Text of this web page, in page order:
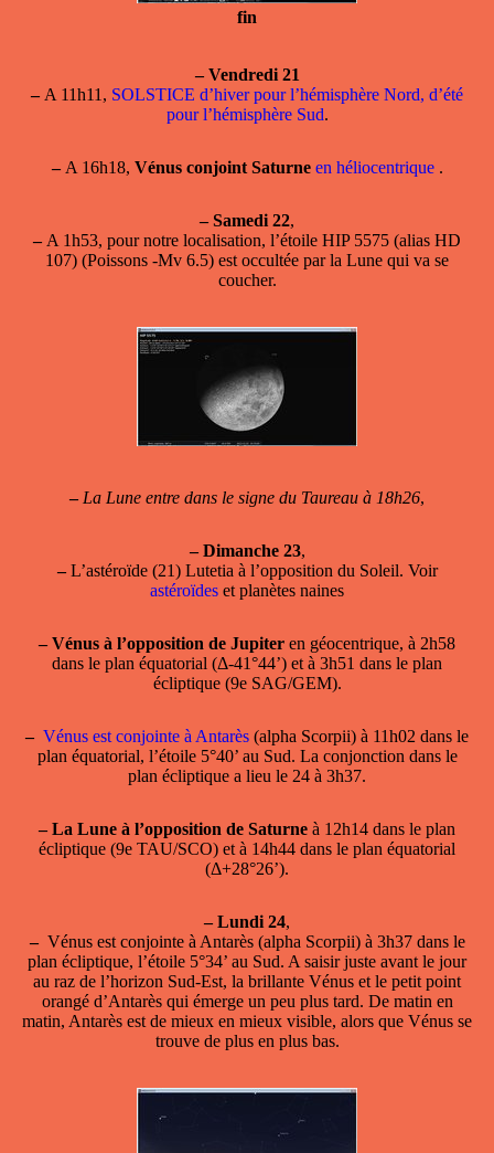
fin
– Vendredi 21
–A 11h11, SOLSTICE d’hiver pour l’hémisphère Nord, d’été
pour l’hémisphère Sud.
–A 16h18, Vénus conjoint Saturne en héliocentrique .
– Samedi 22,
–A 1h53, pour notre localisation, l’étoile HIP 5575 (alias HD
107) (Poissons -Mv 6.5) est occultée par la Lune qui va se
coucher.
– La Lune entre dans le signe du Taureau à 18h26,
– Dimanche 23,
–L’astéroïde (21) Lutetia à l’opposition du Soleil. Voir
astéroïdes et planètes naines
– Vénus à l’opposition de Jupiter en géocentrique, à 2h58
dans le plan équatorial (Δ-41°44’) et à 3h51 dans le plan
écliptique (9e SAG/GEM).
– Vénus est conjointe à Antarès (alpha Scorpii) à 11h02 dans le
plan équatorial, l’étoile 5°40’ au Sud. La conjonction dans le
plan écliptique a lieu le 24 à 3h37.
– La Lune à l’opposition de Saturne à 12h14 dans le plan
écliptique (9e TAU/SCO) et à 14h44 dans le plan équatorial
(Δ+28°26’).
– Lundi 24,
– Vénus est conjointe à Antarès(alpha Scorpii) à 3h37 dans le
plan écliptique, l’étoile 5°34’ au Sud. A saisir juste avant le jour
au raz de l’horizon Sud-Est, la brillante Vénus et le petit point
orangé d’Antarès qui émerge un peu plus tard. De matin en
matin, Antarès est de mieux en mieux visible, alors que Vénus se
trouve de plus en plus bas.